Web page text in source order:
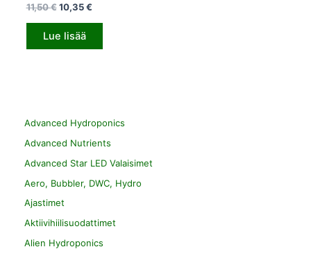
Advanced Hydroponics
Advanced Nutrients
Advanced Star LED Valaisimet
Aero, Bubbler, DWC, Hydro
Ajastimet
Aktiivihiilisuodattimet
Alien Hydroponics
11,50€ 10,35€
Lue lisää